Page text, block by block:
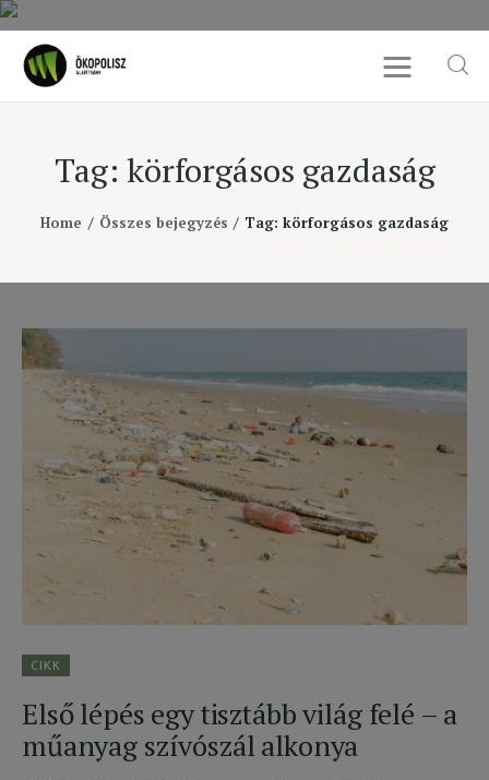
Tag: körforgásos gazdaság
Home Összes bejegyzés Tag: körforgásos gazdaság
Rólunk
Cikkek
SDG célok
Ellensúly
Kapcsolat
Adatkezelés
CIKK
Első lépés egy tisztább világ felé – a
műanyag szívószál alkonya